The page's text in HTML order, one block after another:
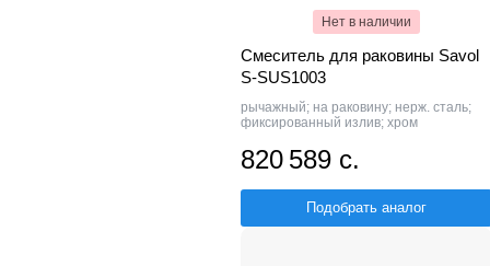
Нет в наличии
Смеситель для раковины Savol
S-SUS1003
рычажный; на раковину; нерж. сталь;
фиксированный излив; хром
820 589 с.
Подобрать аналог